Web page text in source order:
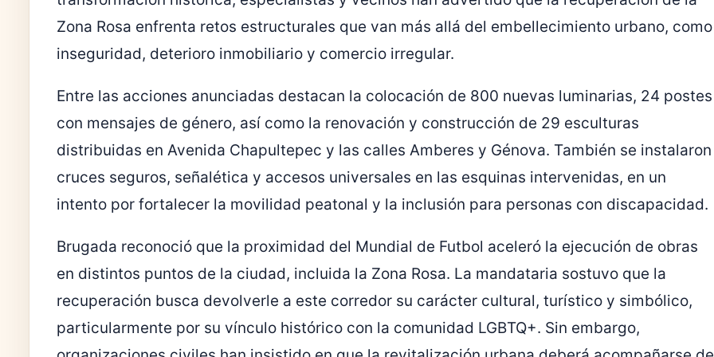
Zona Rosa enfrenta retos estructurales que van más allá del embellecimiento urbano, como
inseguridad, deterioro inmobiliario y comercio irregular.
Entre las acciones anunciadas destacan la colocación de 800 nuevas luminarias, 24 postes
con mensajes de género, así como la renovación y construcción de 29 esculturas
distribuidas en Avenida Chapultepec y las calles Amberes y Génova. También se instalaron
cruces seguros, señalética y accesos universales en las esquinas intervenidas, en un
intento por fortalecer la movilidad peatonal y la inclusión para personas con discapacidad.
Brugada reconoció que la proximidad del Mundial de Futbol aceleró la ejecución de obras
en distintos puntos de la ciudad, incluida la Zona Rosa. La mandataria sostuvo que la
recuperación busca devolverle a este corredor su carácter cultural, turístico y simbólico,
particularmente por su vínculo histórico con la comunidad LGBTQ+. Sin embargo,